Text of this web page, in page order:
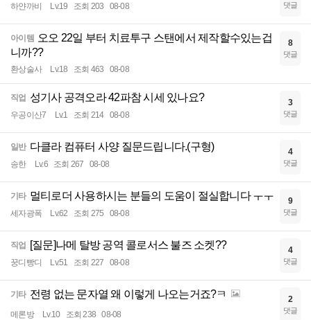
하얀까비 Lv.19 조회 203 08-08 댓글
아이템 오오 22일 부터 치료투구 스탠에서 제작할수있는겁
니까??
환상술사 Lv.18 조회 463 08-08
8
댓글
직업 성기사 공격오라 42파참 시세 있나요?
우공이산7 Lv.1 조회 214 08-08
3
댓글
일반 다클라 컴퓨터 사양 질문드립니다.(구형)
송한 Lv.6 조회 267 08-08
4
댓글
기타 멀티로더 사용하시는 분들의 도움이 절실합니다 ㅜㅜ
세자광폭 Lv.62 조회 275 08-08
9
댓글
직업 [질문]나메 탈방 공역 콜로서스 불즈 소켓??
꿍디빵디 Lv.51 조회 227 08-08
4
댓글
기타 전령 없는 문자열 왜 이렇게 나오는거죠?ㅋ
메론방 Lv.10 조회 238 08-08
2
댓글